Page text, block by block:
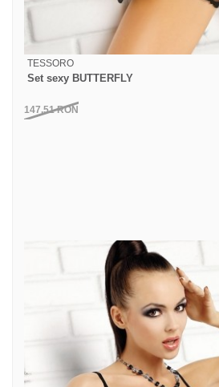
TESSORO
Set sexy BUTTERFLY
147,51RON